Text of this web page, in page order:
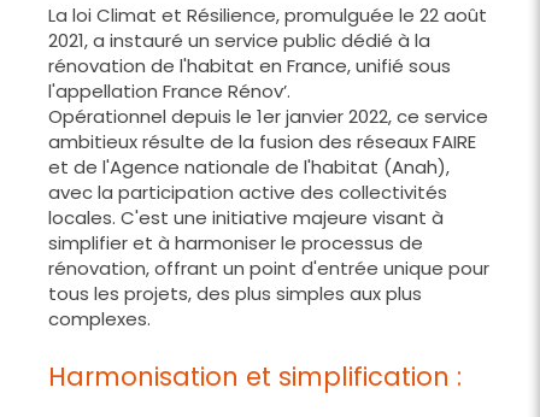
La loi Climat et Résilience, promulguée le 22 août
2021, a instauré un service public dédié à la
rénovation de l'habitat en France, unifié sous
l'appellation France Rénov’.
Opérationnel depuis le 1er janvier 2022, ce service
ambitieux résulte de la fusion des réseaux FAIRE
et de l'Agence nationale de l'habitat (Anah),
avec la participation active des collectivités
locales. C'est une initiative majeure visant à
simplifier et à harmoniser le processus de
rénovation, offrant un point d'entrée unique pour
tous les projets, des plus simples aux plus
complexes.
Harmonisation et simplification :